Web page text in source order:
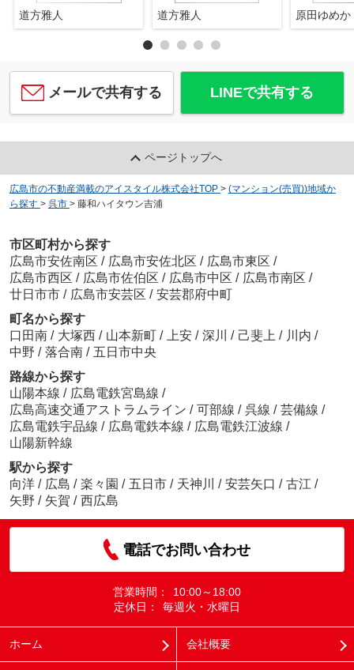
道方雅人 道方雅人 原田ゆめか
メールで共有する LINEで共有する
ページトップへ
広島市の不動産満載のアイスタイル株式会社TOP > (マンション(売買))地域か
ら探す > 呉市 > 藤和ハイタウン吉浦
市区町村から探す
広島市安佐南区 / 広島市安佐北区 / 広島市東区 /
広島市西区 / 広島市佐伯区 / 広島市中区 / 広島市南区 /
廿日市市 / 広島市安芸区 / 安芸郡府中町
町名から探す
口田南 / 大塚西 / 山本新町 / 上安 / 深川 / 己斐上 / 川内 /
中野 / 落合南 / 五日市中央
路線から探す
山陽本線 / 広島電鉄宮島線 /
広島高速交通アストラムライン / 可部線 / 呉線 / 芸備線 /
広島電鉄宇品線 / 広島電鉄本線 / 広島電鉄江波線 /
山陽新幹線
駅から探す
向洋 / 広島 / 楽々園 / 五日市 / 天神川 / 安芸矢口 / 古江 /
矢野 / 矢賀 / 西広島
電話でお問い合わせ
営業時間：
10:00～18:00
定休日：
毎週火・水曜日
ホーム 会社概要